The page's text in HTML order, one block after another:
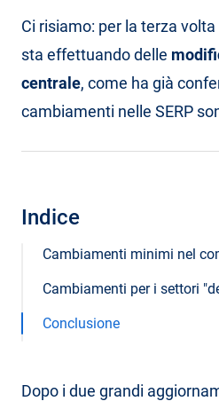
Ci risiamo: per la terza volta
sta effettuando delle
centrale, come ha già
cambiamenti nelle SERP
Indice
Cambiamenti minimi nel
Cambiamenti per i settori
Conclusione
Dopo i due grandi